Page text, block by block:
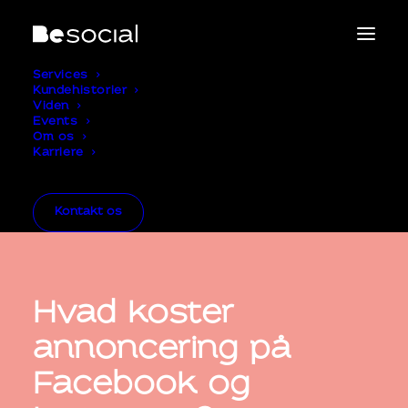
Services
Kundehistorier
Viden
Events
Om os
Karriere
Kontakt os
Hvad koster
annoncering på
Facebook og